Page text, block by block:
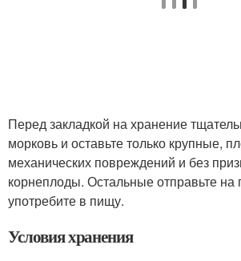
Перед закладкой на хранение
морковь и оставьте только крупные,
механических повреждений и без
корнеплоды. Остальные отправьте на
употребите в пищу.
Условия хранения